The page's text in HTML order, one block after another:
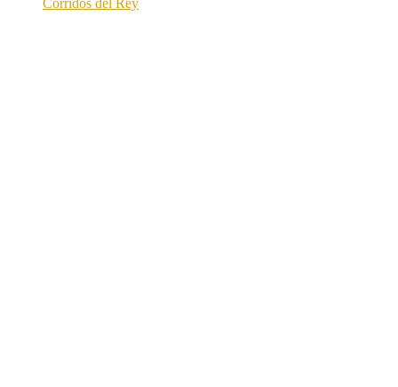
Corridos del Rey